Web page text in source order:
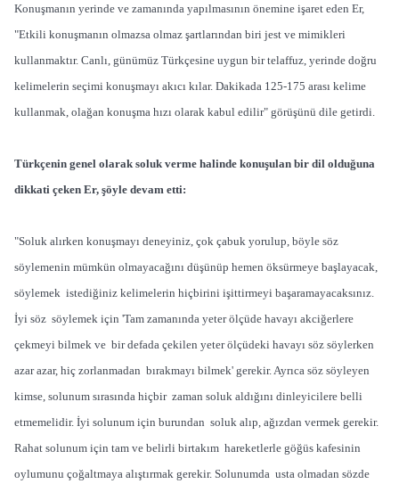
Konuşmanın yerinde ve zamanında yapılmasının önemine işaret eden Er,
"Etkili konuşmanın olmazsa olmaz şartlarından biri jest ve mimikleri
kullanmaktır. Canlı, günümüz Türkçesine uygun bir telaffuz, yerinde doğru
kelimelerin seçimi konuşmayı akıcı kılar. Dakikada 125-175 arası kelime
kullanmak, olağan konuşma hızı olarak kabul edilir" görüşünü dile getirdi.
Türkçenin genel olarak soluk verme halinde konuşulan bir dil olduğuna
dikkati çeken Er, şöyle devam etti:
"Soluk alırken konuşmayı deneyiniz, çok çabuk yorulup, böyle söz
söylemenin mümkün olmayacağını düşünüp hemen öksürmeye başlayacak,
söylemek istediğiniz kelimelerin hiçbirini işittirmeyi başaramayacaksınız.
İyi söz söylemek için 'Tam zamanında yeter ölçüde havayı akciğerlere
çekmeyi bilmek ve bir defada çekilen yeter ölçüdeki havayı söz söylerken
azar azar, hiç zorlanmadan bırakmayı bilmek' gerekir. Ayrıca söz söyleyen
kimse, solunum sırasında hiçbir zaman soluk aldığını dinleyicilere belli
etmemelidir. İyi solunum için burundan soluk alıp, ağızdan vermek gerekir.
Rahat solunum için tam ve belirli birtakım hareketlerle göğüs kafesinin
oylumunu çoğaltmaya alıştırmak gerekir. Solunumda usta olmadan sözde